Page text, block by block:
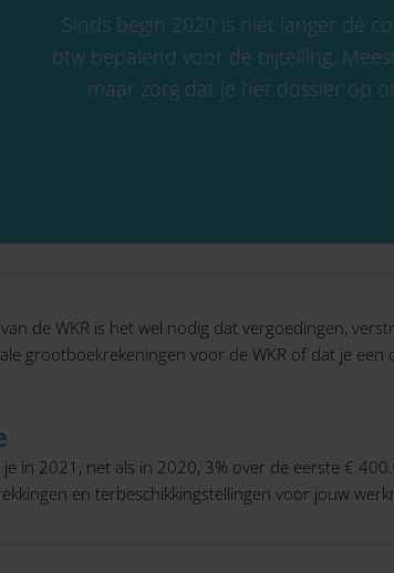
Sinds begin 2020 is niet langer de
btw bepalend voor de bijtelling.
maar zorg dat je het dossier op
de WKR is het wel nodig dat vergoedingen,
grootboekrekeningen voor de WKR of dat je
je in 2021, net als in 2020, 3% over de eerste €
en terbeschikkingstellingen voor jouw